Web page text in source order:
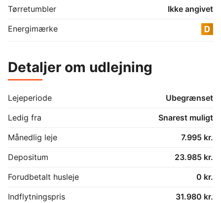
</commentTempNode>
<p></p>
Tørretumbler
Ikke angivet
Energimærke
Detaljer om udlejning
Lejeperiode
Ubegrænset
Ledig fra
Snarest muligt
Månedlig leje
7.995 kr.
Depositum
23.985 kr.
Forudbetalt husleje
0 kr.
Indflytningspris
31.980 kr.